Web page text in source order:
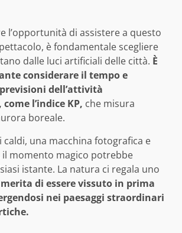
l’opportunità di assistere a questo
è fondamentale scegliere
dalle luci artificiali delle città. È
considerare il tempo e
dell’attività
l’indice KP, che misura
boreale.
una macchina fotografica e
il momento magico potrebbe
istante. La natura ci regala uno
di essere vissuto in prima
nei paesaggi straordinari